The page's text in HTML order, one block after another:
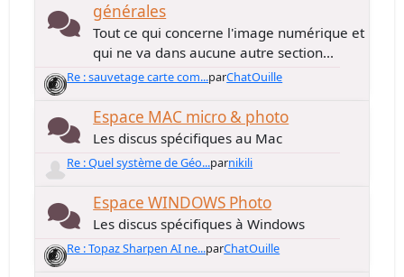
générales
Tout ce qui concerne l'image numérique et
qui ne va dans aucune autre section...
Re : sauvetage carte com...parChatOuille
Espace MAC micro & photo
Les discus spécifiques au Mac
Re : Quel système de Géo...parnikili
Espace WINDOWS Photo
Les discus spécifiques à Windows
Re : Topaz Sharpen AI ne...parChatOuille